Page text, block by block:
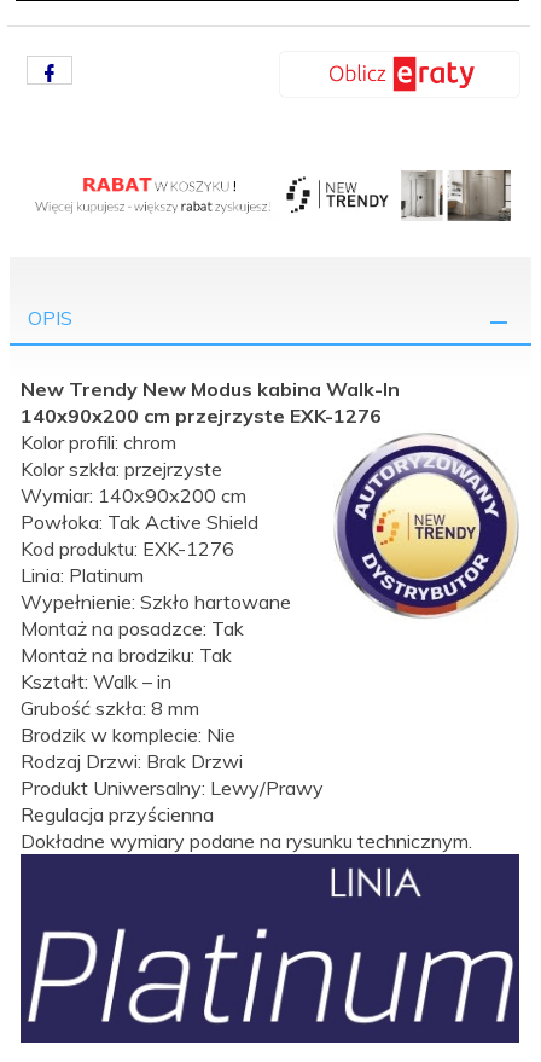
OPIS
New Trendy New Modus kabina Walk-In
140x90x200 cm przejrzyste EXK-1276
Kolor profili: chrom
Kolor szkła: przejrzyste
Wymiar: 140x90x200 cm
Powłoka: Tak Active Shield
Kod produktu: EXK-1276
Linia: Platinum
Wypełnienie: Szkło hartowane
Montaż na posadzce: Tak
Montaż na brodziku: Tak
Kształt: Walk – in
Grubość szkła: 8 mm
Brodzik w komplecie: Nie
Rodzaj Drzwi: Brak Drzwi
Produkt Uniwersalny: Lewy/Prawy
Regulacja przyścienna
Dokładne wymiary podane na rysunku technicznym.